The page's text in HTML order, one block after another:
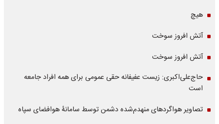
هیچ
آتش افروز سوخت
آتش افروز سوخت
حاج‌علی‌اکبری: زیست عفیفانه حقی عمومی برای همه افراد جامعه
است
تصاویر هواگردهای منهدم‌شده دشمن توسط سامانۀ هوافضای سپاه